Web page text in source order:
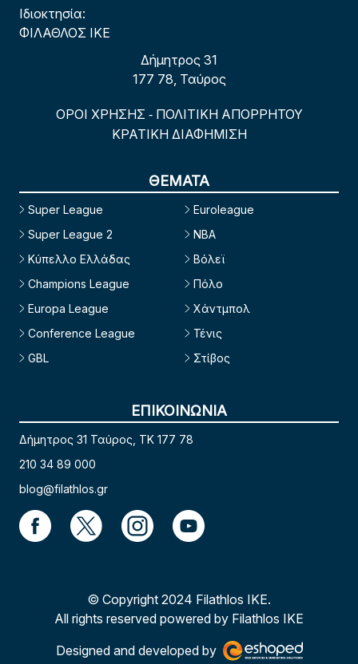
Ιδιοκτησία:
ΦΙΛΑΘΛΟΣ ΙΚΕ
Δήμητρος 31
177 78, Ταύρος
ΟΡΟΙ ΧΡΗΣΗΣ - ΠΟΛΙΤΙΚΗ ΑΠΟΡΡΗΤΟΥ
ΚΡΑΤΙΚΗ ΔΙΑΦΗΜΙΣΗ
ΘΕΜΑΤΑ
Super League
Super League 2
Κύπελλο Ελλάδας
Champions League
Europa League
Conference League
GBL
Euroleague
NBA
Βόλεϊ
Πόλο
Χάντμπολ
Τένις
Στίβος
ΕΠΙΚΟΙΝΩΝΙΑ
Δήμητρος 31 Ταύρος, TK 177 78
210 34 89 000
blog@filathlos.gr
© Copyright 2024 Filathlos ΙΚΕ.
All rights reserved powered by Filathlos ΙΚΕ
Designed and developed by